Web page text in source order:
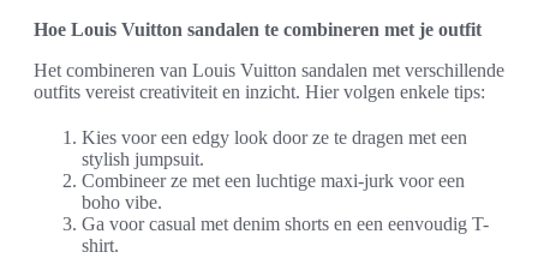
Hoe Louis Vuitton sandalen te combineren met je outfit
Het combineren van Louis Vuitton sandalen met verschillende
outfits vereist creativiteit en inzicht. Hier volgen enkele tips:
Kies voor een edgy look door ze te dragen met een
stylish jumpsuit.
Combineer ze met een luchtige maxi-jurk voor een
boho vibe.
Ga voor casual met denim shorts en een eenvoudig T-
shirt.